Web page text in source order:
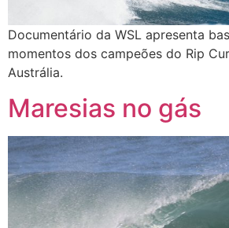
Documentário da WSL apresenta
momentos dos campeões do Rip
Austrália.
Maresias no gás